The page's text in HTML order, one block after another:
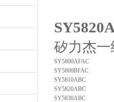
矽力杰
SY5800AFAC
SY5800BFAC
SY5810ABC
SY5820ABC
SY5830ABC